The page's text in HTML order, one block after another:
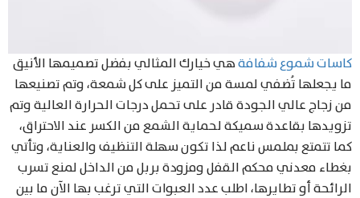
كاسات شموع شفافةهي خيارك المثالي بفضل تصميمها الأنيق
ما يجعلها تُضفي لمسة من التميز على كل شمعة، وتم تصنيعها
من زجاج عالي الجودة قادر على تحمل درجات الحرارة العالية وتم
تزويدها بقاعدة سميكة لحماية الشمع من الكسر عند الاحتراق،
كما تتمتع بملمس ناعم لذا تكون سهلة التنظيف والعناية، وتأتي
بغطاء معدني محكم القفل ومزودة بربل من الداخل لمنع تسرب
الرائحة أو تطايرها، اطلب عدد العبوات التي ترغب بها الآن ما بين